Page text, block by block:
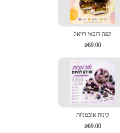
קפה דובאי רויאל
₪69.00
קינוח אוכמניות
₪69.00